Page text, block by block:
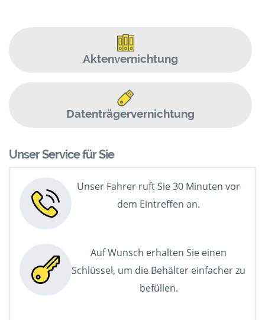
Aktenvernichtung
Datenträgervernichtung
Unser Service für Sie
Unser Fahrer ruft Sie 30 Minuten vor
dem Eintreffen an.
Auf Wunsch erhalten Sie einen
Schlüssel, um die Behälter einfacher zu
befüllen.